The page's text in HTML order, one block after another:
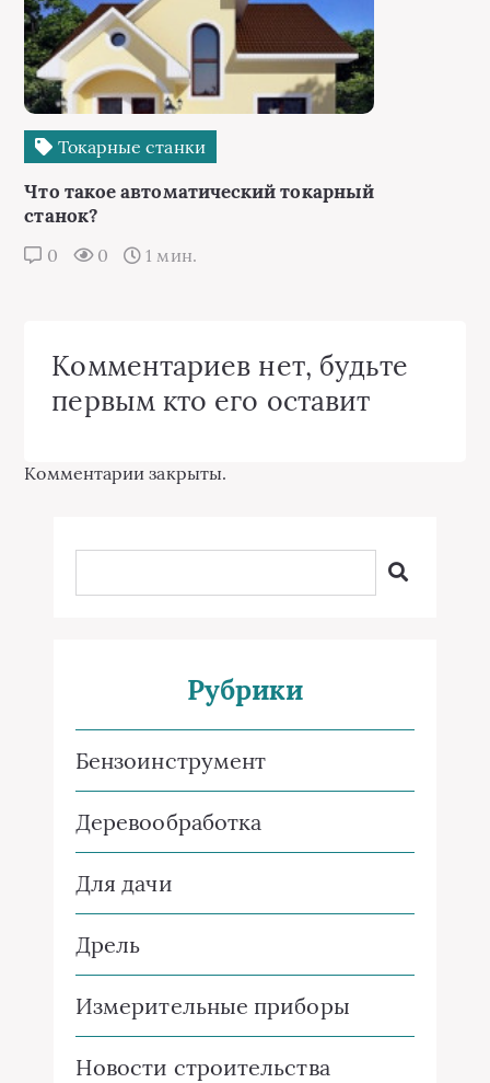
Токарные станки
Что такое автоматический токарный
станок?
0 0 1 мин.
Комментариев нет, будьте
первым кто его оставит
Комментарии закрыты.
Рубрики
Бензоинструмент
Деревообработка
Для дачи
Дрель
Измерительные приборы
Новости строительства